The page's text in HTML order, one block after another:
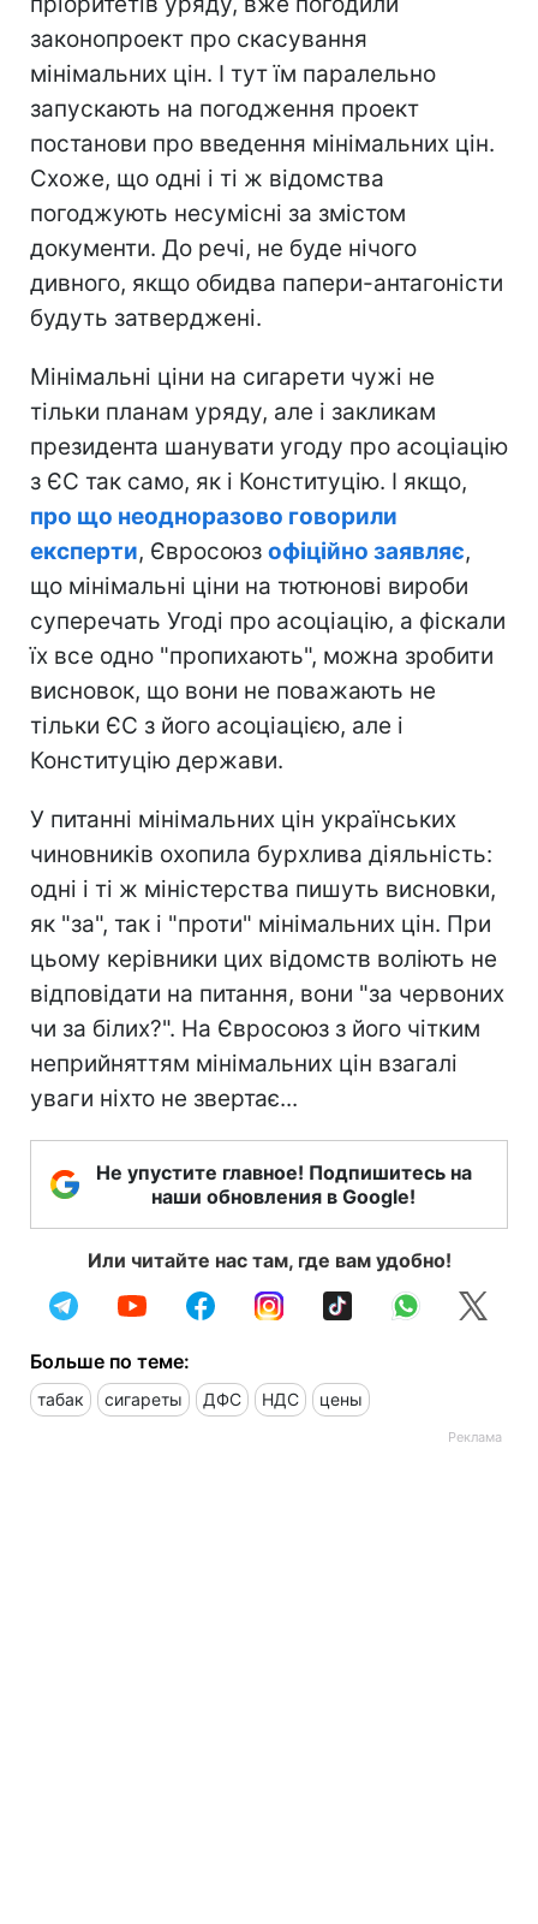
законопроект про скасування
мінімальних цін. І тут їм паралельно
запускають на погодження проект
постанови про введення мінімальних цін.
Схоже, що одні і ті ж відомства
погоджують несумісні за змістом
документи. До речі, не буде нічого
дивного, якщо обидва папери-антагоністи
будуть затверджені.
Мінімальні ціни на сигарети чужі не
тільки планам уряду, але і закликам
президента шанувати угоду про асоціацію
з ЄС так само, як і Конституцію. І якщо,
про що неодноразово говорили
експерти, Євросоюз офіційно заявляє,
що мінімальні ціни на тютюнові вироби
суперечать Угоді про асоціацію, а фіскали
їх все одно "пропихають", можна зробити
висновок, що вони не поважають не
тільки ЄС з його асоціацією, але і
Конституцію держави.
У питанні мінімальних цін українських
чиновників охопила бурхлива діяльність:
одні і ті ж міністерства пишуть висновки,
як "за", так і "проти" мінімальних цін. При
цьому керівники цих відомств воліють не
відповідати на питання, вони "за червоних
чи за білих?". На Євросоюз з його чітким
неприйняттям мінімальних цін взагалі
уваги ніхто не звертає...
Не упустите главное! Подпишитесь на
наши обновления в Google!
Или читайте нас там, где вам удобно!
Больше по теме:
табак сигареты ДФС НДС цены